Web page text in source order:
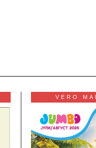
VERO